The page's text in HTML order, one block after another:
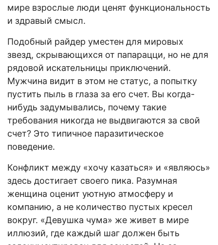
мире взрослые люди ценят функциональность
и здравый смысл.
Подобный райдер уместен для мировых
звезд, скрывающихся от папарацци, но не для
рядовой искательницы приключений.
Мужчина видит в этом не статус, а попытку
пустить пыль в глаза за его счет. Вы когда-
нибудь задумывались, почему такие
требования никогда не выдвигаются за свой
счет? Это типичное паразитическое
поведение.
Конфликт между «хочу казаться» и «являюсь»
здесь достигает своего пика. Разумная
женщина оценит уютную атмосферу и
компанию, а не количество пустых кресел
вокруг. «Девушка чума» же живет в мире
иллюзий, где каждый шаг должен быть